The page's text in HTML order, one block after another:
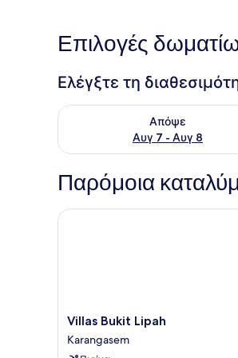
Επιλογές
Ελέγξτε τη
Απόψε
Αυγ 7 - Αυγ 8
Έλεγχος διαθεσιμότητας για
Παρόμοια
Villas
Bukit
Lipah
Villas Bukit Lipah
Karangasem
Villas Bukit Lipah